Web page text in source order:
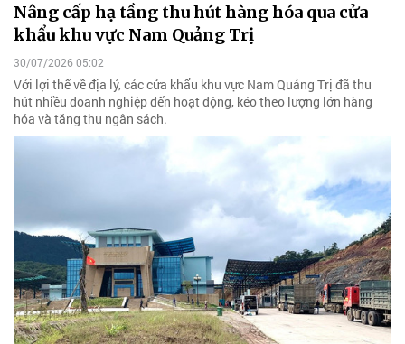
Nâng cấp hạ tầng thu hút hàng hóa qua cửa
khẩu khu vực Nam Quảng Trị
30/07/2026 05:02
Với lợi thế về địa lý, các cửa khẩu khu vực Nam Quảng Trị đã thu
hút nhiều doanh nghiệp đến hoạt động, kéo theo lượng lớn hàng
hóa và tăng thu ngân sách.